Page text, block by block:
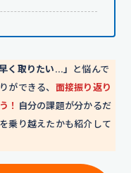
く取りたい…」
と悩んで
ができる、 面接振り返り
！ 自分の課題が分かるだ
乗り越えたかも紹介して